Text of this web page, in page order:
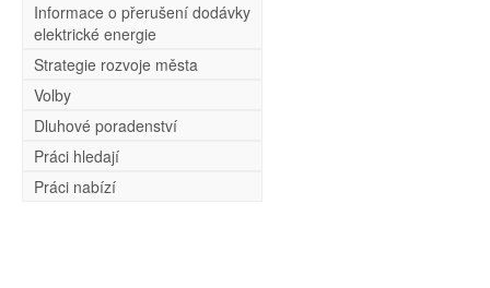
Informace o přerušení dodávky
elektrické energie
Strategie rozvoje města
Volby
Dluhové poradenství
Práci hledají
Práci nabízí